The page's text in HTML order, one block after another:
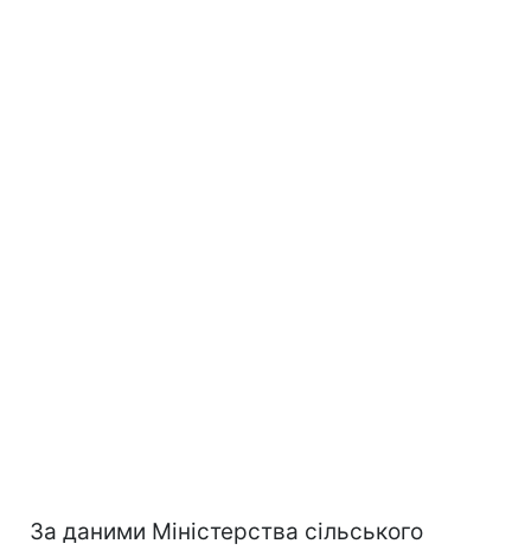
За даними Міністерства сільського